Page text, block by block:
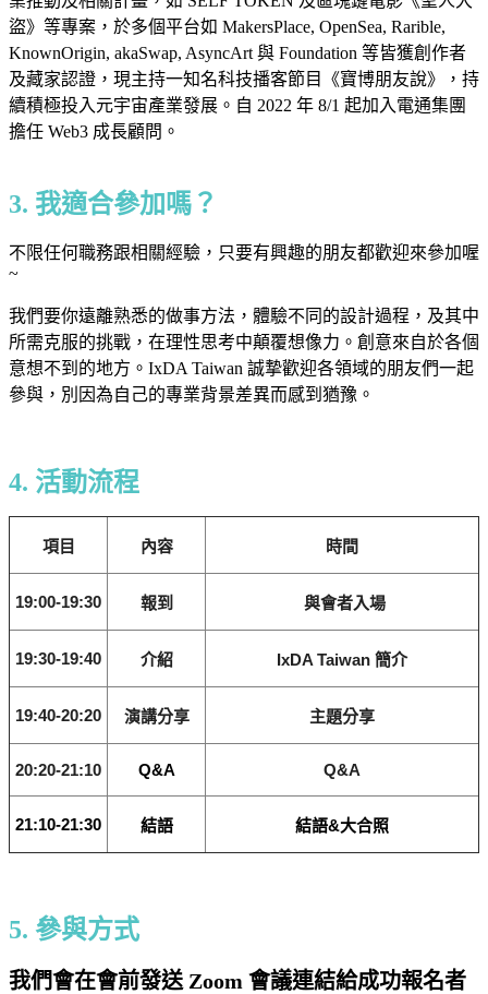
盜》等專案，於多個平台如 MakersPlace, OpenSea, Rarible,
KnownOrigin, akaSwap, AsyncArt 與 Foundation 等皆獲創作者
及藏家認證，現主持一知名科技播客節目《寶博朋友說》，持
續積極投入元宇宙產業發展。自 2022 年 8/1 起加入電通集團
擔任 Web3 成長顧問。
3. 我適合參加嗎？
不限任何職務跟相關經驗，只要有興趣的朋友都歡迎來參加喔
~
我們要你遠離熟悉的做事方法，體驗不同的設計過程，及其中
所需克服的挑戰，在理性思考中顛覆想像力。創意來自於各個
意想不到的地方。IxDA Taiwan 誠摯歡迎各領域的朋友們一起
參與，別因為自己的專業背景差異而感到猶豫。
4. 活動流程
項目 內容 時間
19:00-19:30 報到 與會者入場
19:30-19:40 介紹 IxDA Taiwan 簡介
19:40-20:20 演講分享 主題分享
20:20-21:10 Q&A Q&A
21:10-21:30 結語 結語&大合照
5. 參與方式
我們會在會前發送 Zoom 會議連結給成功報名者